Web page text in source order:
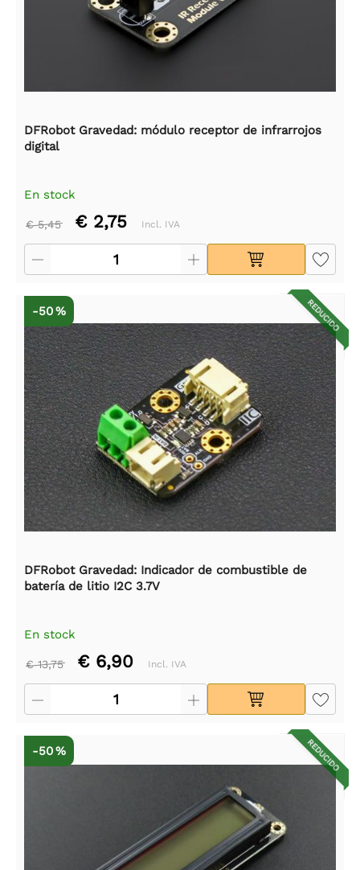
DFRobot Gravedad: módulo receptor de infrarrojos
digital
En stock
€ 5,45 € 2,75 Incl. IVA
REDUCIDO
-50 %
DFRobot Gravedad: Indicador de combustible de
batería de litio I2C 3.7V
En stock
€ 13,75 € 6,90 Incl. IVA
REDUCIDO
-50 %